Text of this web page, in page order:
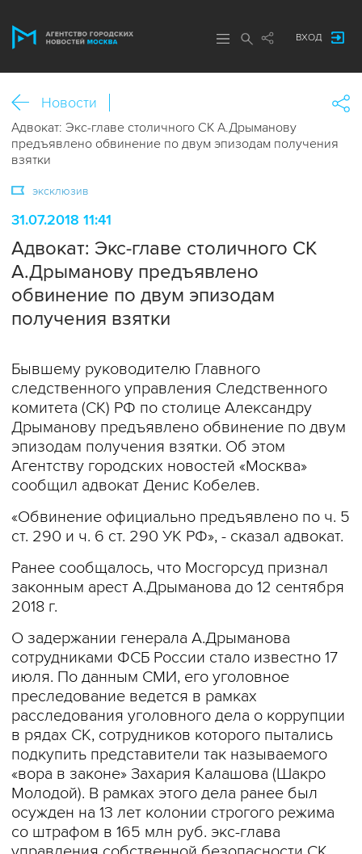
ВХОД
Новости
Адвокат: Экс-главе столичного СК А.Дрыманову
предъявлено обвинение по двум эпизодам получения
взятки
эксклюзив
31.07.2018 11:41
Адвокат: Экс-главе столичного СК
А.Дрыманову предъявлено
обвинение по двум эпизодам
получения взятки
Бывшему руководителю Главного
следственного управления Следственного
комитета (СК) РФ по столице Александру
Дрыманову предъявлено обвинение по двум
эпизодам получения взятки. Об этом
Агентству городских новостей «Москва»
сообщил адвокат Денис Кобелев.
«Обвинение официально предъявлено по ч. 5
ст. 290 и ч. 6 ст. 290 УК РФ», - сказал адвокат.
Ранее сообщалось, что Мосгорсуд признал
законным арест А.Дрыманова до 12 сентября
2018 г.
О задержании генерала А.Дрыманова
сотрудниками ФСБ России стало известно 17
июля. По данным СМИ, его уголовное
преследование ведется в рамках
расследования уголовного дела о коррупции
в рядах СК, сотрудников которого пытались
подкупить представители так называемого
«вора в законе» Захария Калашова (Шакро
Молодой). В рамках этого дела ранее был
осужден на 13 лет колонии строгого режима
со штрафом в 165 млн руб. экс-глава